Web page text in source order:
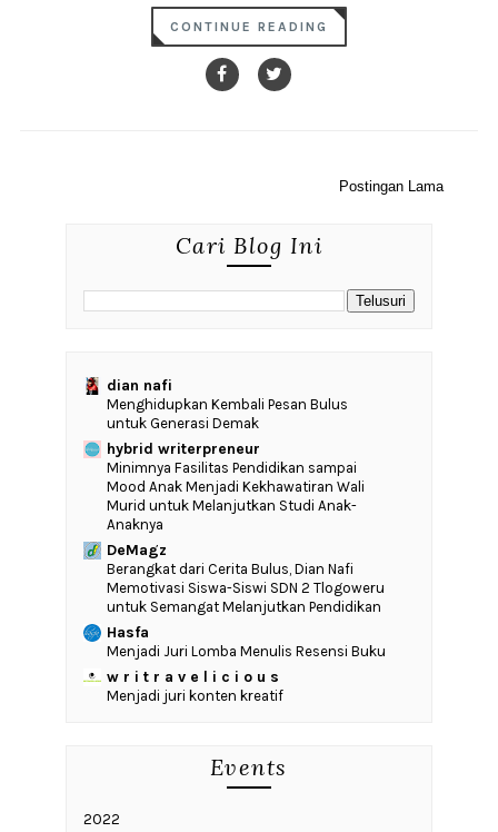
CONTINUE READING
Postingan Lama
Cari Blog Ini
dian nafi
Menghidupkan Kembali Pesan Bulus
untuk Generasi Demak
hybrid writerpreneur
‎Minimnya Fasilitas Pendidikan sampai
Mood Anak Menjadi Kekhawatiran Wali
Murid untuk Melanjutkan Studi Anak-
Anaknya
DeMagz
‎Berangkat dari Cerita Bulus, Dian Nafi
Memotivasi Siswa-Siswi SDN 2 Tlogoweru
untuk Semangat Melanjutkan Pendidikan
Hasfa
Menjadi Juri Lomba Menulis Resensi Buku
w r i t r a v e l i c i o u s
Menjadi juri konten kreatif
Events
2022